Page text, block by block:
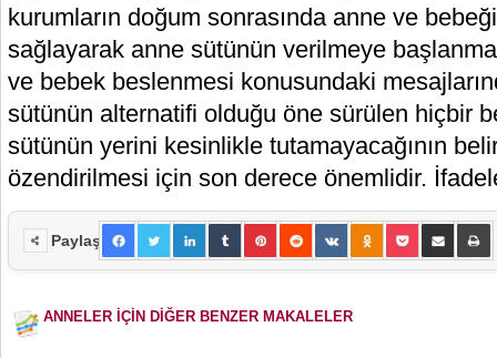
kurumların doğum sonrasında anne ve
sağlayarak anne sütünün verilmeye
ve bebek beslenmesi konusundaki
sütünün alternatifi olduğu öne sürülen hiçbir
sütünün yerini kesinlikle tutamayacağının
özendirilmesi için son derece önemlidir.
Paylaş
ANNELER İÇİN DİĞER BENZER MAKALELER